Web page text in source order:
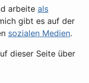
arbeite als
gibt es auf der
sozialen Medien.
dieser Seite über